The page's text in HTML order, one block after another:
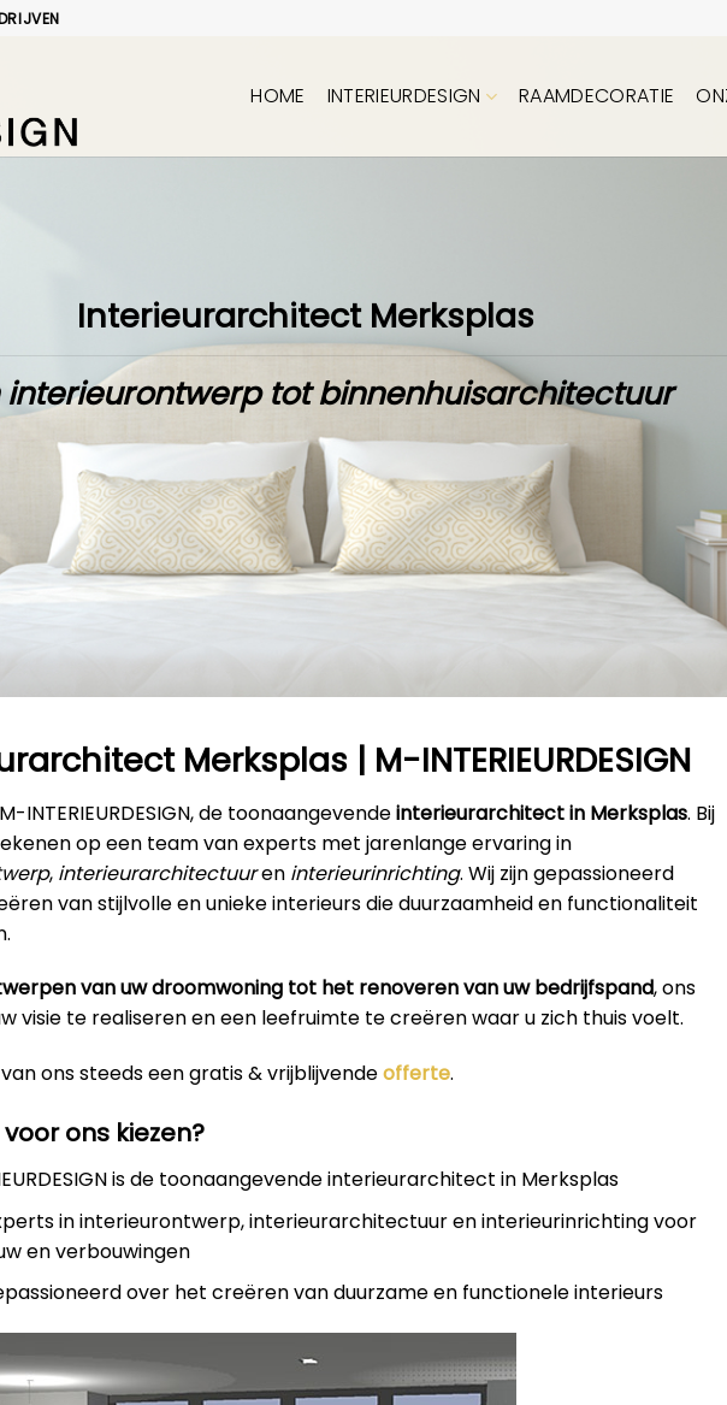
HOME INTERIEURDESIGN RAAMDECORATIE
Interieurarchitect Merksplas
interieurontwerp tot binnenhuisarchitectuur
Merksplas | M-INTERIEURDESIGN
INTERIEURDESIGN, de toonaangevendeinterieurarchitect in Merksplas. Bij
op een team van experts met jarenlange ervaring in
, interieurarchitectuuren interieurinrichting. Wij zijn gepassioneerd
van stijlvolle en unieke interieurs die duurzaamheid en functionaliteit
van uw droomwoning tot het renoveren van uw bedrijfspand, ons
visie te realiseren en een leefruimte te creëren waar u zich thuis voelt.
ons steeds een gratis & vrijblijvendeofferte.
ons kiezen?
is de toonaangevende interieurarchitect in Merksplas
in interieurontwerp, interieurarchitectuur en interieurinrichting voor
en verbouwingen
over het creëren van duurzame en functionele interieurs